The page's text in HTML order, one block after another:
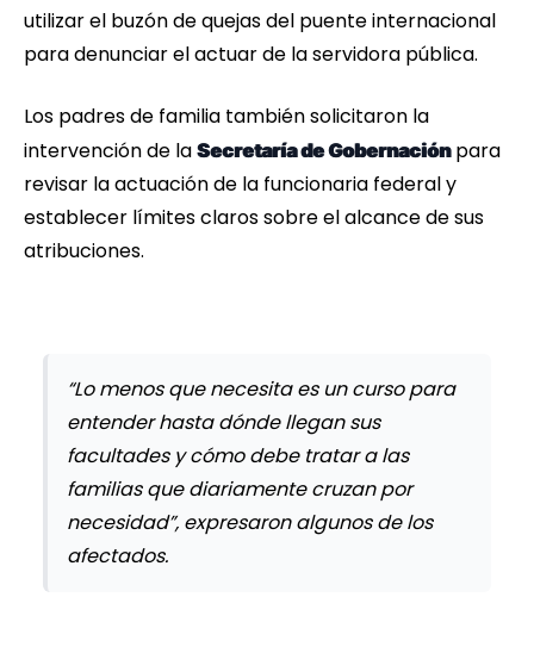
utilizar el buzón de quejas del puente internacional
para denunciar el actuar de la servidora pública.
Los padres de familia también solicitaron la
intervención de la Secretaría de Gobernaciónpara
revisar la actuación de la funcionaria federal y
establecer límites claros sobre el alcance de sus
atribuciones.
“Lo menos que necesita es un curso para
entender hasta dónde llegan sus
facultades y cómo debe tratar a las
familias que diariamente cruzan por
necesidad”, expresaron algunos de los
afectados.